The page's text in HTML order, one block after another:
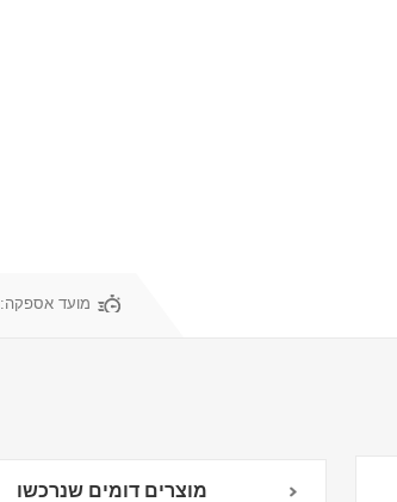
מועד אספקה:
מוצרים דומים שנרכשו